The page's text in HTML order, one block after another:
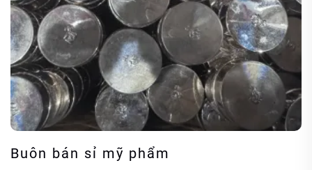
Buôn bán sỉ mỹ phẩm